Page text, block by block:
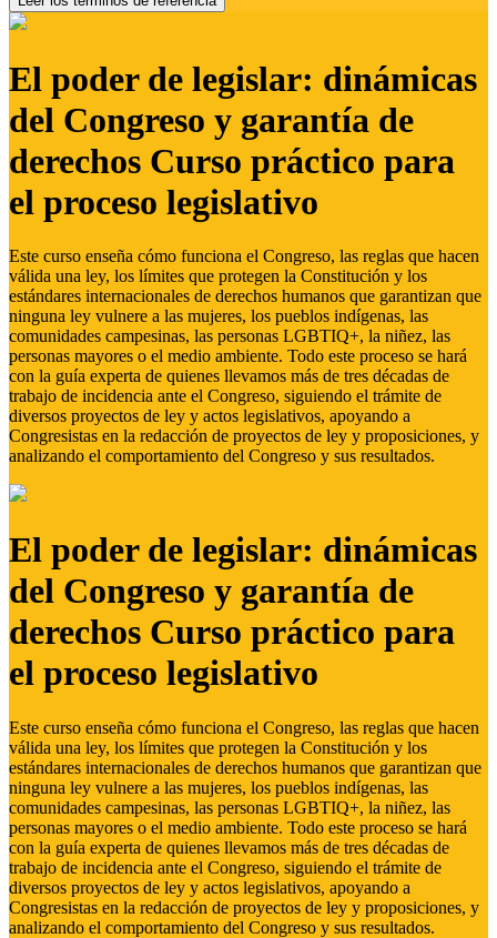
El poder de legislar: dinámicas
del Congreso y garantía de
derechos Curso práctico para
el proceso legislativo
Este curso enseña cómo funciona el Congreso, las reglas que hacen
válida una ley, los límites que protegen la Constitución y los
estándares internacionales de derechos humanos que garantizan que
ninguna ley vulnere a las mujeres, los pueblos indígenas, las
comunidades campesinas, las personas LGBTIQ+, la niñez, las
personas mayores o el medio ambiente. Todo este proceso se hará
con la guía experta de quienes llevamos más de tres décadas de
trabajo de incidencia ante el Congreso, siguiendo el trámite de
diversos proyectos de ley y actos legislativos, apoyando a
Congresistas en la redacción de proyectos de ley y proposiciones, y
analizando el comportamiento del Congreso y sus resultados.
El poder de legislar: dinámicas
del Congreso y garantía de
derechos Curso práctico para
el proceso legislativo
Este curso enseña cómo funciona el Congreso, las reglas que hacen
válida una ley, los límites que protegen la Constitución y los
estándares internacionales de derechos humanos que garantizan que
ninguna ley vulnere a las mujeres, los pueblos indígenas, las
comunidades campesinas, las personas LGBTIQ+, la niñez, las
personas mayores o el medio ambiente. Todo este proceso se hará
con la guía experta de quienes llevamos más de tres décadas de
trabajo de incidencia ante el Congreso, siguiendo el trámite de
diversos proyectos de ley y actos legislativos, apoyando a
Congresistas en la redacción de proyectos de ley y proposiciones, y
analizando el comportamiento del Congreso y sus resultados.